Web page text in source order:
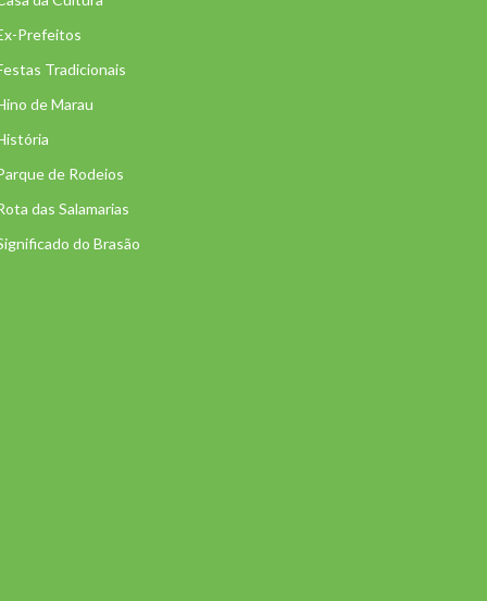
Prefeitos
Tradicionais
de Marau
de Rodeios
das Salamarias
do Brasão